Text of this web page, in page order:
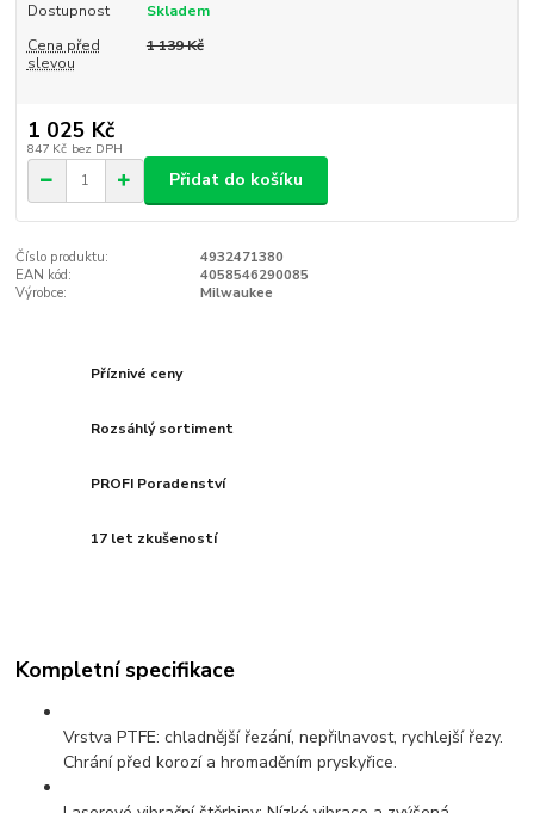
Dostupnost
Skladem
Cena před
slevou
1 139 Kč
1 025 Kč
847 Kč bez DPH
Přidat do košíku
Číslo produktu:
4932471380
EAN kód:
4058546290085
Výrobce:
Milwaukee
Příznivé ceny
Rozsáhlý sortiment
PROFI Poradenství
17 let zkušeností
Kompletní specifikace
Vrstva PTFE: chladnější řezání, nepřilnavost, rychlejší řezy.
Chrání před korozí a hromaděním pryskyřice.